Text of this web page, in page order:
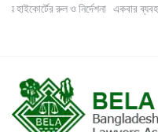
হাইকোর্টের রুল ও নির্দেশনা একবার